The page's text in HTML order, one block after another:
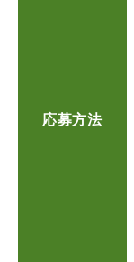
応募方法